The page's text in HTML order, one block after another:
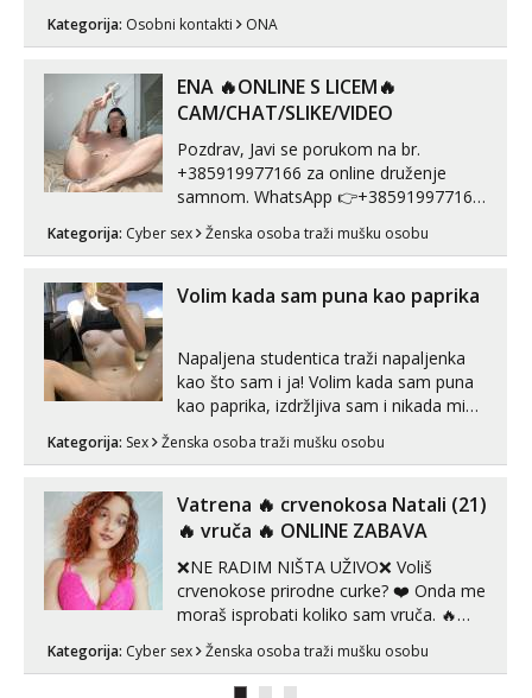
Kategorija: Osobni kontakti ONA
ENA 🔥ONLINE S LICEM🔥
CAM/CHAT/SLIKE/VIDEO
Pozdrav, Javi se porukom na br.
+385919977166 za online druženje
samnom. WhatsApp 👉+385919977166
Telegram 👉@enafriedrichkis Radim
videopozive s licem, solo i s partnerom,
kombinacije halteri, haljine, štikle,
samostojeće itd. Nudim svakakva videa
Kategorija: Cyber sex Ženska osoba traži mušku osobu
Volim kada sam puna kao paprika
Napaljena studentica traži napaljenka
kao što sam i ja! Volim kada sam puna
kao paprika, izdržljiva sam i nikada mi
puta dnevno bilo kad i bilo gdje zato se
link ispod i nadji me tamo, cekam te!
Kategorija: Sex Ženska osoba traži mušku osobu
Vatrena ‎️‍🔥 crvenokosa Natali (21)
‎️‍🔥 vruča‎ ️‍🔥 ONLINE ZABAVA
❌NE RADIM NIŠTA UŽIVO❌ Voliš
crvenokose prirodne curke? ❤️ Onda me
moraš isprobati koliko sam vruča.‎ ️‍🔥
MLADA vražica koja ima 100%
prorodne grudi, 💦 Misli su mi uvijek
prljave i u svemu vidim samo užitak. 💦
Kategorija: Cyber sex Ženska osoba traži mušku osobu